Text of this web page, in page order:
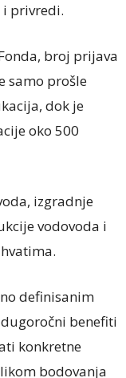
i privredi.
broj prijava
samo prošle
dok je
oko 500
izgradnje
vodovoda i
definisanim
benefiti
konkretne
bodovanja